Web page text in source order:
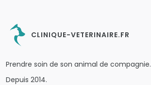
CLINIQUE-VETERINAIRE.FR
Prendre soin de son animal de compagnie.
Depuis 2014.